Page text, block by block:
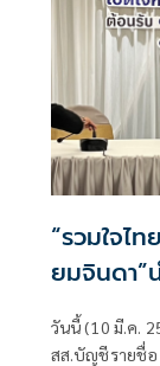
คะแนน ซึ่งแส
รวมใจไทย
“รวมใจไทย
ยมจินดา”
เสนอขับ
ชาติพันธุ์
วันนี้ (10 มี.ค.
สส.บัญชีรายชื่อ